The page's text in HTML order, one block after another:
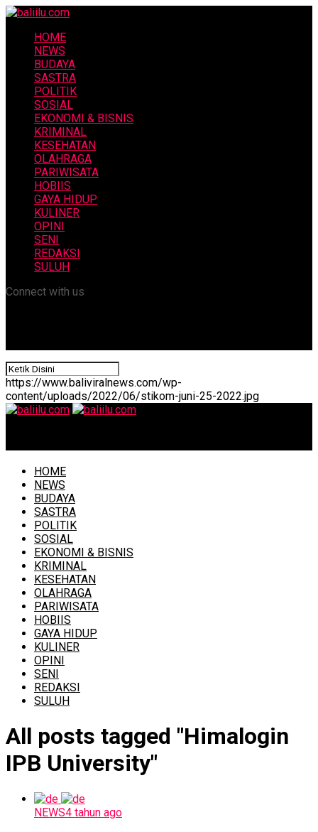
HOME
NEWS
BUDAYA
SASTRA
POLITIK
SOSIAL
EKONOMI & BISNIS
KRIMINAL
KESEHATAN
OLAHRAGA
PARIWISATA
HOBIIS
GAYA HIDUP
KULINER
OPINI
SENI
REDAKSI
SULUH
Connect with us
https://www.baliviralnews.com/wp-
content/uploads/2022/06/stikom-juni-25-2022.jpg
HOME
NEWS
BUDAYA
SASTRA
POLITIK
SOSIAL
EKONOMI & BISNIS
KRIMINAL
KESEHATAN
OLAHRAGA
PARIWISATA
HOBIIS
GAYA HIDUP
KULINER
OPINI
SENI
REDAKSI
SULUH
All posts tagged "Himalogin
IPB University"
NEWS4 tahun ago